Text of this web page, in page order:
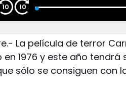
10 10
La película de terror
1976 y este año tendrá
sólo se consiguen con